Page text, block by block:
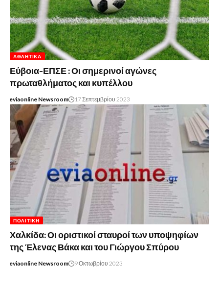
ΑΘΛΗΤΙΚΆ
Εύβοια-ΕΠΣΕ : Οι σημερινοί αγώνες
πρωταθλήματος και κυπέλλου
eviaonline Newsroom 17 Σεπτεμβρίου 2023
ΠΟΛΙΤΙΚΉ
Χαλκίδα: Οι οριστικοί σταυροί των υποψηφίων
της Έλενας Βάκα και του Γιώργου Σπύρου
eviaonline Newsroom 9 Οκτωβρίου 2023